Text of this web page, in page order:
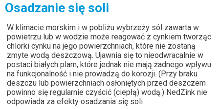
Osadzanie się soli
W klimacie morskim i w pobliżu wybrzeży sól zawarta w
powietrzu lub w wodzie może reagować z cynkiem tworząc
chlorki cynku na jego powierzchniach, które nie zostaną
zmyte wodą deszczową. Ujawnia się to nieodwracalnie w
postaci białych plam, które jednak nie mają żadnego wpływu
na funkcjonalność i nie prowadzą do korozji. (Przy braku
deszczu lub powierzchniach osłoniętych przed deszczem
powinno się regularnie czyścić (ciepłą) wodą.) NedZink nie
odpowiada za efekty osadzania się soli